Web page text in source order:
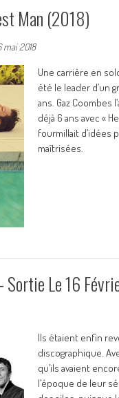
Man (2018)
mai 2018
Une carrière en
été le leader d’un
ans. Gaz Coombes
déjà 6 ans avec «
fourmillait d’idées
maîtrisées.
Sortie Le 16
Ils étaient enfin
discographique.
qu’ils avaient
l’époque de leur